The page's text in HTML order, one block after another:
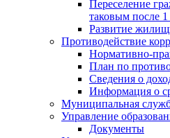
Переселение
таковым после 1
Развитие
Противодействие
Нормативно-
План по
Сведения о
Информация о
Муниципальная
Управление
Документы